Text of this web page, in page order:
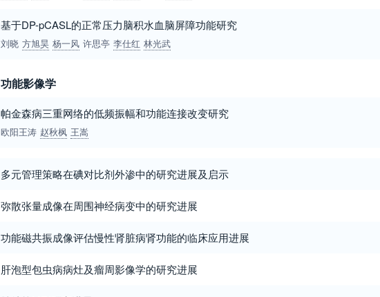
基于DP-pCASL的正常压力脑积水血脑屏障功能研究
刘晓 方旭昊 杨一风 许思亭 李仕红 林光武
功能影像学
帕金森病三重网络的低频振幅和功能连接改变研究
欧阳王涛 赵秋枫 王嵩
多元管理策略在碘对比剂外渗中的研究进展及启示
弥散张量成像在周围神经病变中的研究进展
功能磁共振成像评估慢性肾脏病肾功能的临床应用进展
肝泡型包虫病病灶及瘤周影像学的研究进展